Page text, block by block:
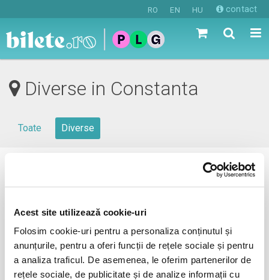
Acest site utilizează cookie-uri
Folosim cookie-uri pentru a personaliza conținutul și
anunțurile, pentru a oferi funcții de rețele sociale și pentru
a analiza traficul. De asemenea, le oferim partenerilor de
rețele sociale, de publicitate și de analize informații cu
RO EN HU contact
Diverse in Constanta
Toate Diverse
0 evenimente in viitorul apropiat
anunta-ma pe email cand apare urmatorul eveniment la
Constanta